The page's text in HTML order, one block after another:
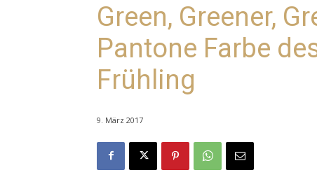
Green, Greener,
Pantone Farbe
Frühling
9. März 2017